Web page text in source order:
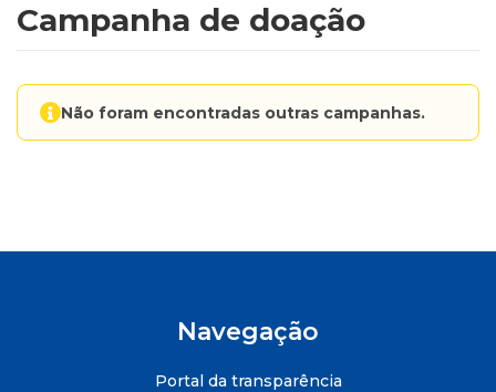
Campanha de doação
Não foram encontradas outras campanhas.
Navegação
Portal da transparência